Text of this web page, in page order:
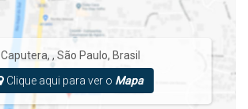
Caputera, , São Paulo, Brasil
Clique aqui para ver o Mapa